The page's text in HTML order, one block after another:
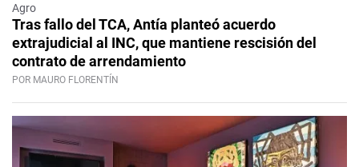
Agro
Tras fallo del TCA, Antía planteó acuerdo
extrajudicial al INC, que mantiene rescisión del
contrato de arrendamiento
POR MAURO FLORENTÍN